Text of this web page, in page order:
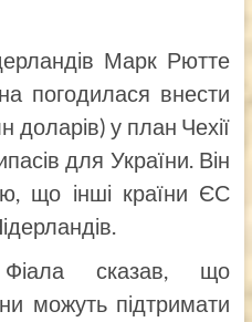
Марк Рютте
погодилася внести
у план Чехії
для України. Він
що інші країни ЄС
сказав, що
можуть підтримати